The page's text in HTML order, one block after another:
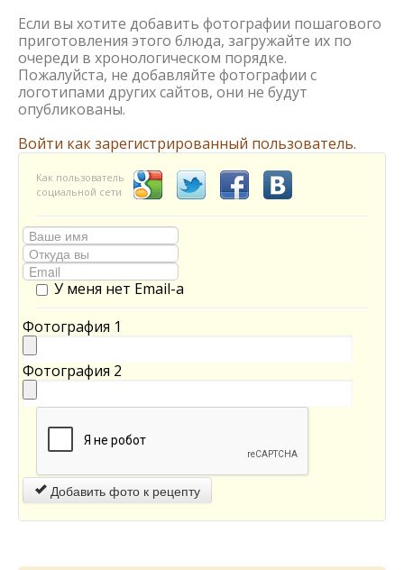
Если вы хотите добавить фотографии пошагового
приготовления этого блюда, загружайте их по
очереди в хронологическом порядке.
Пожалуйста, не добавляйте фотографии с
логотипами других сайтов, они не будут
опубликованы.
Войти как зарегистрированный пользователь.
Как пользователь
социальной сети
У меня нет Email-а
Фотография 1
Фотография 2
Добавить фото к рецепту